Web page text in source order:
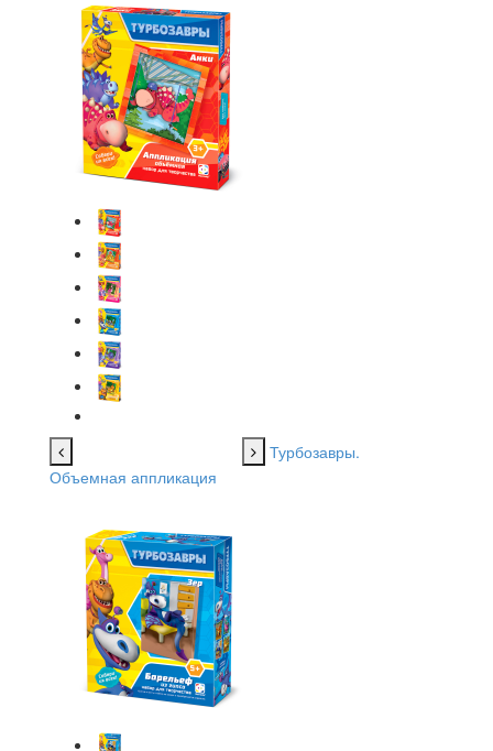
Турбозавры.
Объемная аппликация